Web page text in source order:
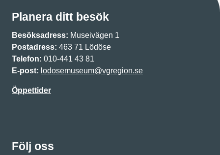
Planera ditt besök
Besöksadress: Museivägen 1
Postadress: 463 71 Lödöse
Telefon: 010-441 43 81
E-post: lodosemuseum@vgregion.se
Öppettider
Följ oss